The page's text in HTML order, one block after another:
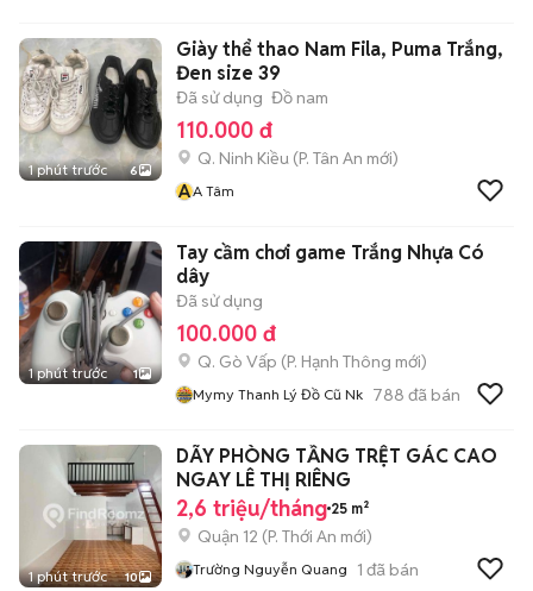
1 phút trước 6
Giày thể thao Nam Fila, Puma Trắng,
Đen size 39
Đã sử dụng Đồ nam
110.000 đ
Q. Ninh Kiều (P. Tân An mới)
AA Tâm
1 phút trước 1
Tay cầm chơi game Trắng Nhựa Có
dây
Đã sử dụng
100.000 đ
Q. Gò Vấp (P. Hạnh Thông mới)
Mymy Thanh Lý Đồ Cũ Nk 788 đã bán
1 phút trước 10
DÃY PHÒNG TẦNG TRỆT GÁC CAO
NGAY LÊ THỊ RIÊNG
2,6 triệu/tháng 25 m²
Quận 12 (P. Thới An mới)
Trường Nguyễn Quang 1 đã bán